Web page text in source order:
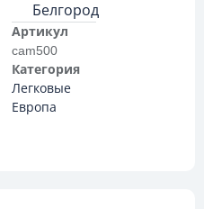
Белгород
Артикул
cam500
Категория
Легковые
Европа